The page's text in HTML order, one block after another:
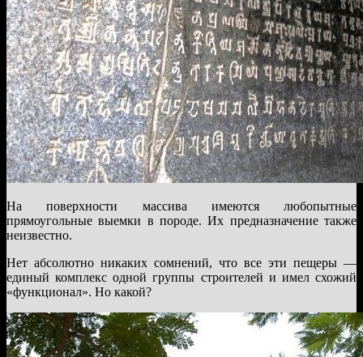
На поверхности массива имеются любопытные
прямоугольные выемки в породе. Их предназначение также
неизвестно.
Нет абсолютно никаких сомнений, что все эти пещеры —
единый комплекс одной группы строителей и имел схожий
«функционал». Но какой?